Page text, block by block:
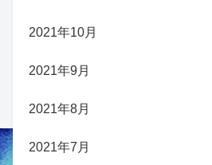
2021年10月
2021年9月
2021年8月
2021年7月